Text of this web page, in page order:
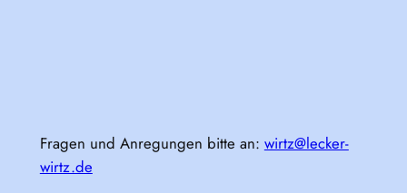
Fragen und Anregungen bitte an: wirtz@lecker-
wirtz.de